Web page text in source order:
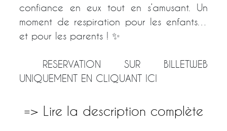
confiance en eux tout en s’amusant. Un
moment de respiration pour les enfants…
et pour les parents ! ✨
RESERVATION SUR BILLETWEB
UNIQUEMENT EN CLIQUANT ICI
=> Lire la description complète